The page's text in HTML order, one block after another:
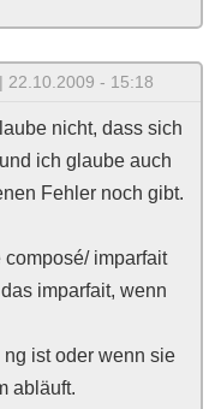
| 22.10.2009 - 15:18
nicht, dass sich
ich glaube auch
Fehler noch gibt.
imparfait
imparfait, wenn
ist oder wenn sie
abläuft.